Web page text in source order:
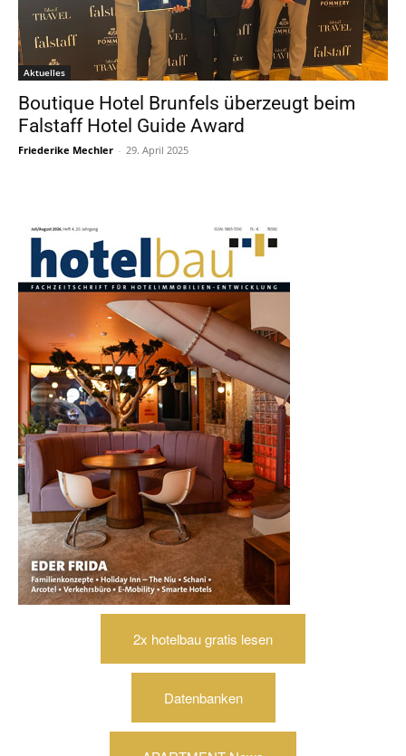
Aktuelles
Boutique Hotel Brunfels überzeugt beim
Falstaff Hotel Guide Award
Friederike Mechler - 29. April 2025
2x hotelbau gratis lesen
Datenbanken